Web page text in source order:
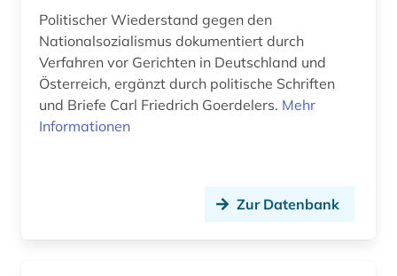
exportförderung (1)
fachinformationsdienst (1)
fachverband (1)
Politischer Wiederstand gegen den
Nationalsozialismus dokumentiert durch
Verfahren vor Gerichten in Deutschland und
Österreich, ergänzt durch politische Schriften
und Briefe Carl Friedrich Goerdelers. Mehr
Informationen
Zur Datenbank